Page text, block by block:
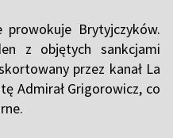
prowokuje Brytyjczyków.
z objętych sankcjami
przez kanał La
Admirał Grigorowicz, co